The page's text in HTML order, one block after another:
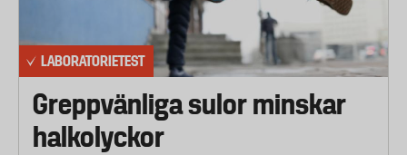
LABORATORIETEST
Greppvänliga sulor minskar
halkolyckor